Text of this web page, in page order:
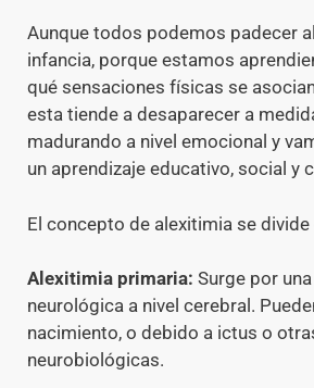
Aunque todos podemos padecer
infancia, porque estamos
qué sensaciones físicas se
esta tiende a desaparecer a
madurando a nivel emocional y
un aprendizaje educativo, social y
El concepto de alexitimia se
Alexitimia primaria: Surge por
neurológica a nivel cerebral.
nacimiento, o debido a ictus o
neurobiológicas.